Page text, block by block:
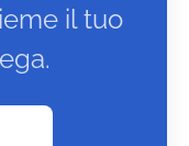
il tuo